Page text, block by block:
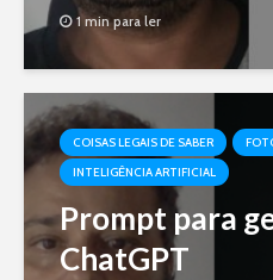
1 min para ler
COISAS LEGAIS DE SABER
INTELIGÊNCIA ARTIFICIAL
Prompt para
ChatGPT